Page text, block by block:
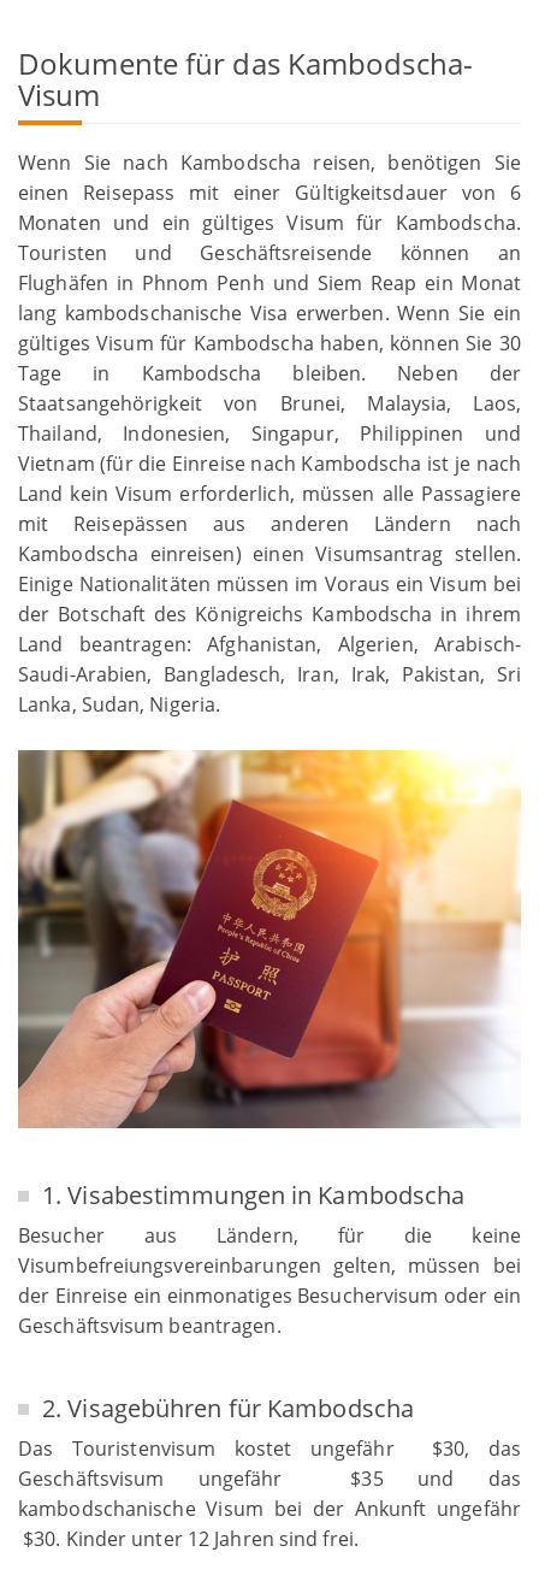
Dokumente für das Kambodscha-
Visum
Wenn Sie nach Kambodscha reisen, benötigen Sie
einen Reisepass mit einer Gültigkeitsdauer von 6
Monaten und ein gültiges Visum für Kambodscha.
Touristen und Geschäftsreisende können an
Flughäfen in Phnom Penh und Siem Reap ein Monat
lang kambodschanische Visa erwerben. Wenn Sie ein
gültiges Visum für Kambodscha haben, können Sie 30
Tage in Kambodscha bleiben. Neben der
Staatsangehörigkeit von Brunei, Malaysia, Laos,
Thailand, Indonesien, Singapur, Philippinen und
Vietnam (für die Einreise nach Kambodscha ist je nach
Land kein Visum erforderlich, müssen alle Passagiere
mit Reisepässen aus anderen Ländern nach
Kambodscha einreisen) einen Visumsantrag stellen.
Einige Nationalitäten müssen im Voraus ein Visum bei
der Botschaft des Königreichs Kambodscha in ihrem
Land beantragen: Afghanistan, Algerien, Arabisch-
Saudi-Arabien, Bangladesch, Iran, Irak, Pakistan, Sri
Lanka, Sudan, Nigeria.
1. Visabestimmungen in Kambodscha
Besucher aus Ländern, für die keine
Visumbefreiungsvereinbarungen gelten, müssen bei
der Einreise ein einmonatiges Besuchervisum oder ein
Geschäftsvisum beantragen.
2. Visagebühren für Kambodscha
Das Touristenvisum kostet ungefähr $30, das
Geschäftsvisum ungefähr $35 und das
kambodschanische Visum bei der Ankunft ungefähr
$30. Kinder unter 12 Jahren sind frei.